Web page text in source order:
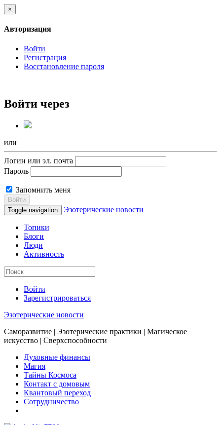
×
Авторизация
Войти
Регистрация
Восстановление пароля
Войти через
или
Логин или эл. почта
Пароль
Запомнить меня
Войти
Toggle navigation
Эзотерические новости
Топики
Блоги
Люди
Активность
Войти
Зарегистрироваться
Эзотерические новости
Саморазвитие | Эзотерические практики | Магическое
искусство | Сверхспособности
Духовные финансы
Магия
Тайны Космоса
Контакт с домовым
Квантовый переход
Сотрудничество